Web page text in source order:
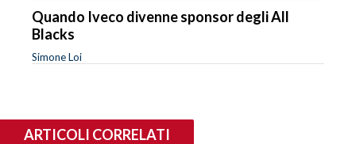
Quando Iveco divenne sponsor degli All
Blacks
Simone Loi
ARTICOLI CORRELATI